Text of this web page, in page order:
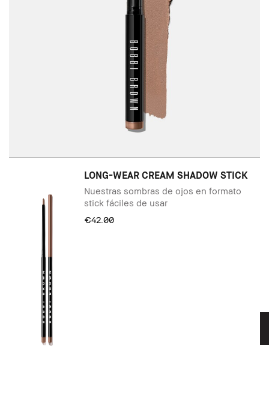
LONG-WEAR CREAM SHADOW STICK
Nuestras sombras de ojos en formato
stick fáciles de usar
€42.00